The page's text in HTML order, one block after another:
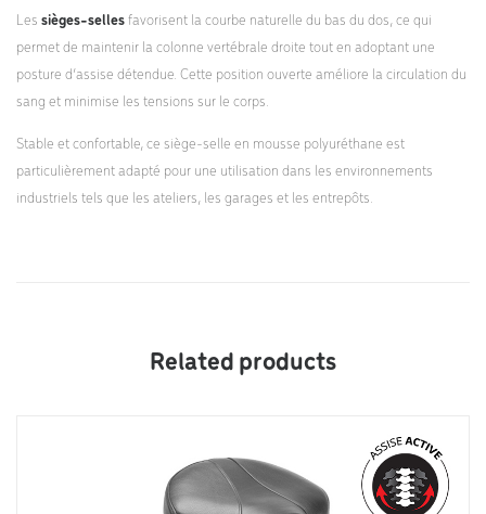
Les sièges-selles favorisent la courbe naturelle du bas du dos, ce qui
permet de maintenir la colonne vertébrale droite tout en adoptant une
posture d’assise détendue. Cette position ouverte améliore la circulation du
sang et minimise les tensions sur le corps.
Stable et confortable, ce siège-selle en mousse polyuréthane est
particulièrement adapté pour une utilisation dans les environnements
industriels tels que les ateliers, les garages et les entrepôts.
Related products